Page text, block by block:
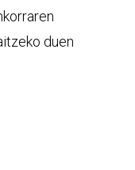
duen